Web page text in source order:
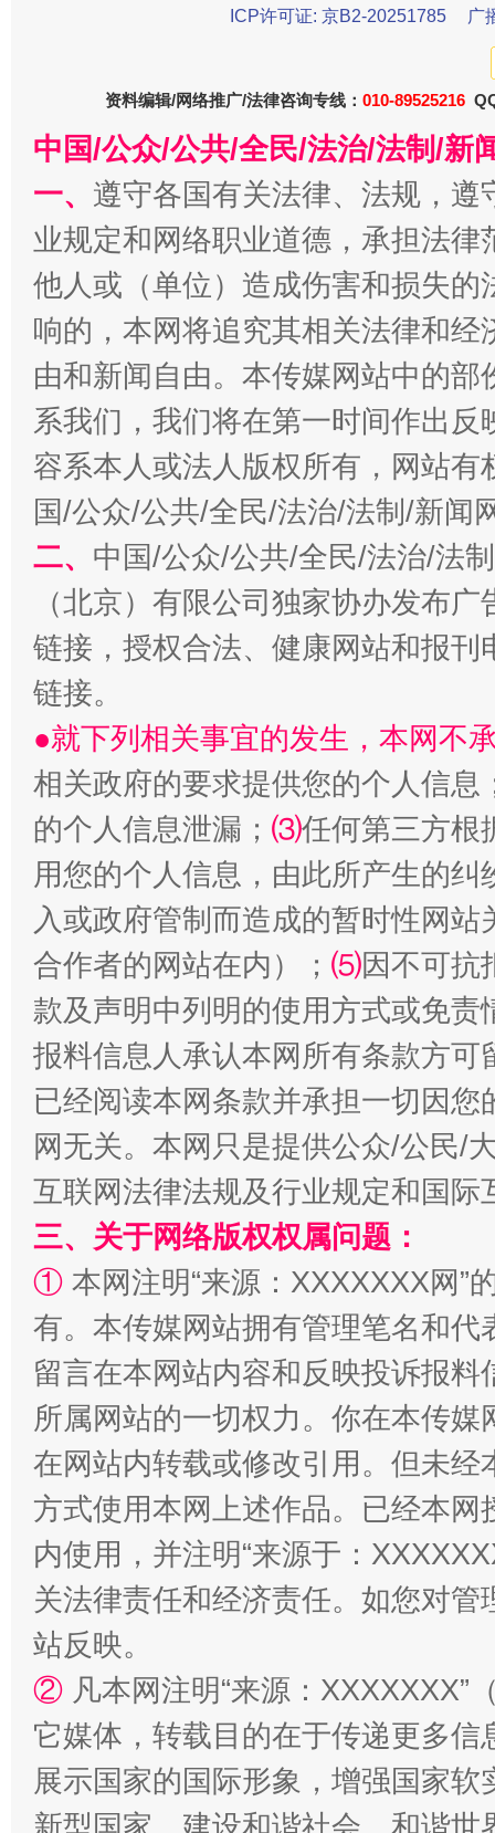
揭开“小金库”的免责幌子
受贿1.44亿！段成刚被判无期 从幼
全民健身五年计划来了！等你上场
阿坝州三大球赛在茂县开幕 规模
国家大学科技园优化重塑工作
扯下公款旅游的“隐身衣” 如何以
ICP许可证: 京B2-20251785 广
资料编辑/网络推广/法律咨询专线： 010-89525216
中国/公众/公共/全民/法治/法制/新
一、 遵守各国有关法律、法规，
业规定和网络职业道德，承担法
他人或（单位）造成伤害和损失
响的，本网将追究其相关法律和
由和新闻自由。本传媒网站中的
系我们，我们将在第一时间作出
容系本人或法人版权所有，网站
国/公众/公共/全民/法治/法制/新闻
二、 中国/公众/公共/全民/法治/法
（北京）有限公司独家协办发布
链接，授权合法、健康网站和报
链接。
●就下列相关事宜的发生，本网不
相关政府的要求提供您的个人信息
的个人信息泄漏； ⑶任何第三方根
用您的个人信息，由此所产生的纠
入或政府管制而造成的暂时性网
合作者的网站在内）； ⑸因不可抗
款及声明中列明的使用方式或免责
报料信息人承认本网所有条款方
已经阅读本网条款并承担一切因
网无关。本网只是提供公众/公民/
互联网法律法规及行业规定和国
三、关于网络版权权属问题：
① 本网注明“来源：XXXXXXX网”
有。本传媒网站拥有管理笔名和
留言在本网站内容和反映投诉报
所属网站的一切权力。你在本传
在网站内转载或修改引用。但未
方式使用本网上述作品。已经本
内使用，并注明“来源于：
关法律责任和经济责任。如您对
站反映。
② 凡本网注明“来源：
它媒体，转载目的在于传递更多
展示国家的国际形象，增强国家
新型国家、建设和谐社会、和谐